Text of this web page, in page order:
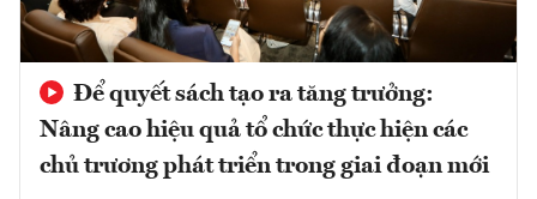
Để quyết sách tạo ra tăng trưởng:
Nâng cao hiệu quả tổ chức thực hiện các
chủ trương phát triển trong giai đoạn mới